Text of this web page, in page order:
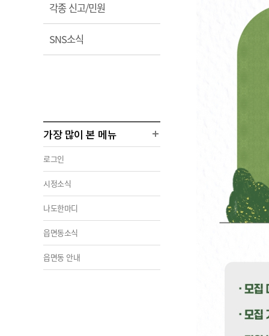
각종 신고/민원
림
SNS소식
림
가장 많이 본 메뉴
로그인
시정소식
나도한마디
읍면동소식
읍면동 안내